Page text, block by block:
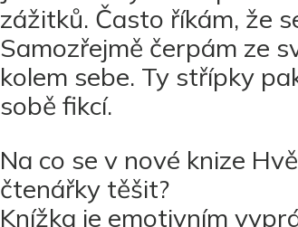
zážitků. Často říkám, že
Samozřejmě čerpám ze
kolem sebe. Ty střípky
sobě fikcí.
Na co se v nové knize
čtenářky těšit?
Knížka je emotivním